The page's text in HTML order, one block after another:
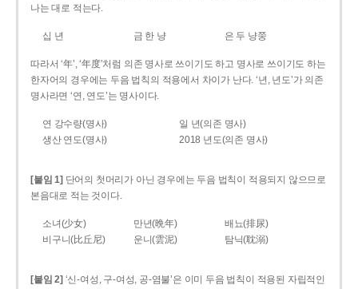
나는 대로 적는다.
십 년 금 한 냥 은 두 냥쭝
따라서 ‘年’, ‘年度’처럼 의존 명사로 쓰이기도 하고 명사로 쓰이기도 하는
한자어의 경우에는 두음 법칙의 적용에서 차이가 난다. ‘년, 년도’가 의존
명사라면 ‘연, 연도’는 명사이다.
연 강수량(명사)
일 년(의존 명사)
생산 연도(명사)
2018 년도(의존 명사)
[붙임 1] 단어의 첫머리가 아닌 경우에는 두음 법칙이 적용되지 않으므로
본음대로 적는 것이다.
소녀(少女) 만년(晩年)
배뇨(排尿)
비구니(比丘尼)
운니(雲泥) 탐닉(耽溺)
[붙임 2] ‘신-여성, 구-여성, 공-염불’은 이미 두음 법칙이 적용된 자립적인